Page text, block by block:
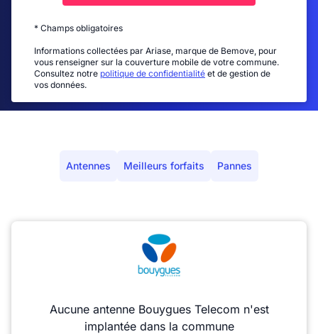
* Champs obligatoires
Informations collectées par Ariase, marque de Bemove, pour
vous renseigner sur la couverture mobile de votre commune.
Consultez notre politique de confidentialité et de gestion de
vos données.
Antennes Meilleurs forfaits Pannes
Aucune antenne Bouygues Telecom n'est
implantée dans la commune